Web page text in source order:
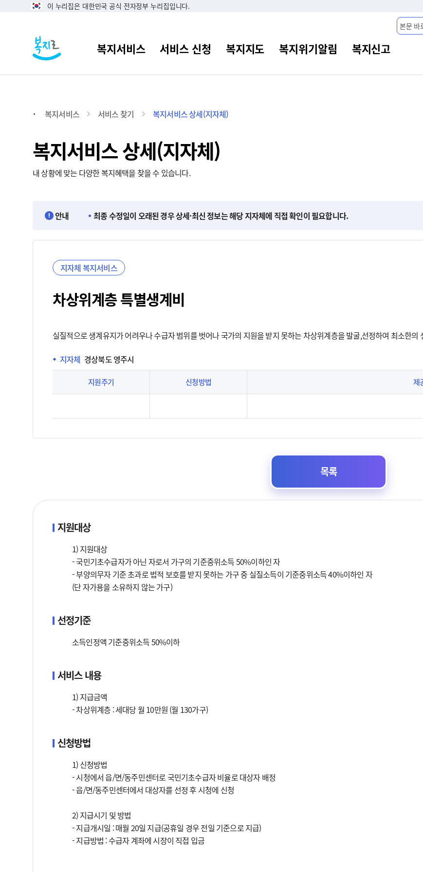
본문 바
이 누리집은 대한민국 공식 전자정부 누리집입니다.
복지서비스 서비스 찾기 복지서비스 상세(지자체)
복지서비스 상세(지자체)
내 상황에 맞는 다양한 복지혜택을 찾을 수 있습니다.
안내 최종 수정일이 오래된 경우 상세·최신 정보는 해당 지자체에 직접 확인이 필요합니다.
지자체 복지서비스
차상위계층 특별생계비
실질적으로 생계유지가 어려우나 수급자 범위를 벗어나 국가의 지원을 받지 못하는 차상위계층을 발굴,선정하여 최소한
지자체 경상북도 영주시
지원주기 신청방법 제
목록
지원대상
1) 지원대상
- 국민기초수급자가 아닌 자로서 가구의 기준중위소득 50%이하인 자
- 부양의무자 기준 초과로 법적 보호를 받지 못하는 가구 중 실질소득이 기준중위소득 40%이하인 자
(단 자가용을 소유하지 않는 가구)
선정기준
소득인정액 기준중위소득 50%이하
서비스 내용
1) 지급금액
- 차상위계층 : 세대당 월 10만원 (월 130가구)
신청방법
1) 신청방법
- 시청에서 읍/면/동주민센터로 국민기초수급자 비율로 대상자 배정
- 읍/면/동주민센터에서 대상자를 선정 후 시청에 신청
2) 지급시기 및 방법
- 지급개시일 : 매월 20일 지급(공휴일 경우 전일 기준으로 지급)
- 지급방법 : 수급자 계좌에 시장이 직접 입금